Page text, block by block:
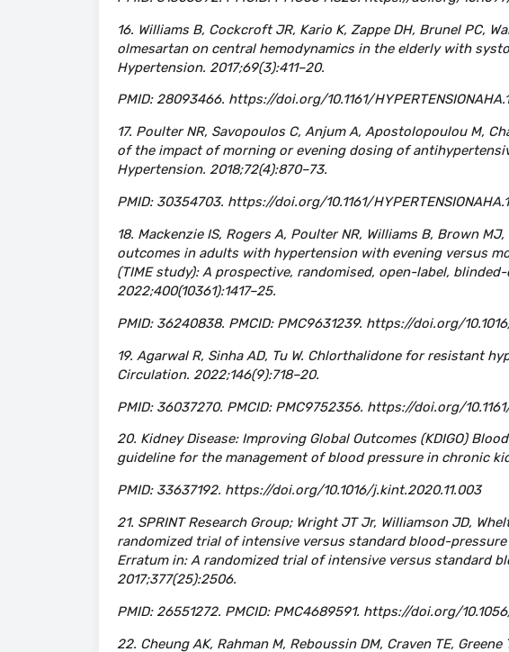
16. Williams B, Cockcroft JR, Kario K, Zappe DH, Brunel PC,
olmesartan on central hemodynamics in the elderly with
Hypertension. 2017;69(3):411–20.
PMID: 28093466. https://doi.org/10.1161/
17. Poulter NR, Savopoulos C, Anjum A, Apostolopoulou M,
of the impact of morning or evening dosing of
Hypertension. 2018;72(4):870–73.
PMID: 30354703. https://doi.org/10.1161/
18. Mackenzie IS, Rogers A, Poulter NR, Williams B, Brown
outcomes in adults with hypertension with evening versus
(TIME study): A prospective, randomised, open-label,
2022;400(10361):1417–25.
PMID: 36240838. PMCID: PMC9631239. https://doi.org/
19. Agarwal R, Sinha AD, Tu W. Chlorthalidone for resistant
Circulation. 2022;146(9):718–20.
PMID: 36037270. PMCID: PMC9752356. https://doi.org/
20. Kidney Disease: Improving Global Outcomes (KDIGO)
guideline for the management of blood pressure in chronic
PMID: 33637192. https://doi.org/10.1016/j.kint.2020.11.003
21. SPRINT Research Group; Wright JT Jr, Williamson JD,
randomized trial of intensive versus standard blood-pressure
Erratum in: A randomized trial of intensive versus standard
2017;377(25):2506.
PMID: 26551272. PMCID: PMC4689591. https://doi.org/
22. Cheung AK, Rahman M, Reboussin DM, Craven TE,